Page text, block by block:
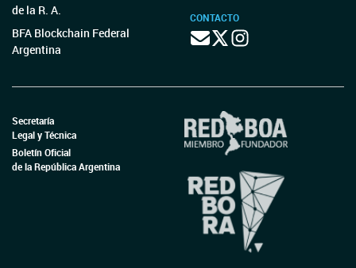
de la R. A.
BFA Blockchain Federal
Argentina
CONTACTO
Secretaría
Legal y Técnica
Boletín Oficial
de la República Argentina